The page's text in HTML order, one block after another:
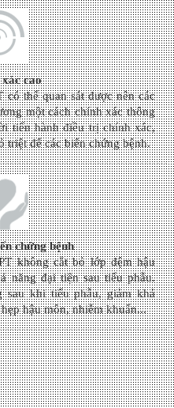
cao
thể quan sát được nên các
một cách chính xác thông
tiến hành điều trị chính xác,
triệt để các biến chứng bệnh.
chứng bệnh
không cắt bỏ lớp đệm hậu
năng đại tiện sau tiểu phẫu.
sau khi tiểu phẫu, giảm khả
hậu môn, nhiễm khuẩn...